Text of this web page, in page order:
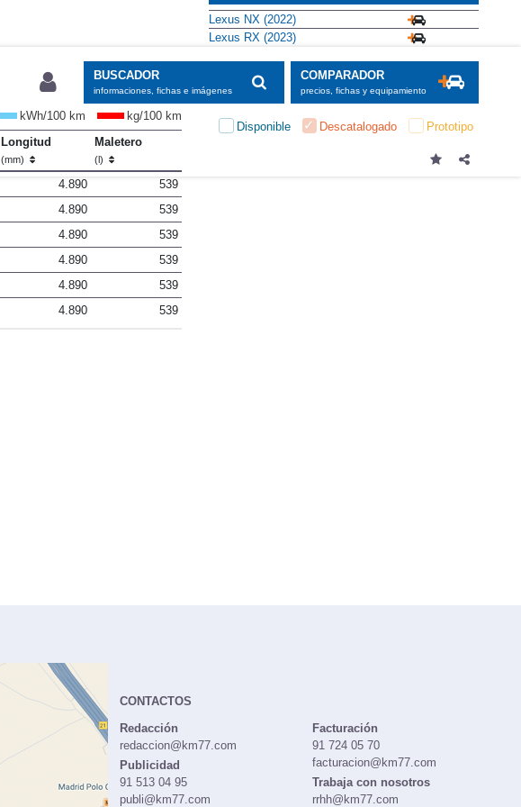
BUSCADOR
informaciones, fichas e imágenes
COMPARADOR
precios, fichas y equipamiento
Disponible Descatalogado Prototipo
kWh/100 km
kg/100 km
Longitud
(mm)
Maletero
(l)
4.890
539
4.890
539
4.890
539
4.890
539
4.890
539
4.890 539
Lexus NX (2022)
Lexus RX (2023)
CONTACTOS
Redacción
redaccion@km77.com
Publicidad
91 513 04 95
publi@km77.com
Facturación
91 724 05 70
facturacion@km77.com
Trabaja con nosotros
rrhh@km77.com